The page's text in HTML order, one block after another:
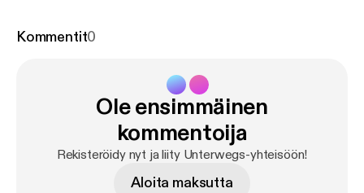
Kommentit0
Ole ensimmäinen
kommentoija
Rekisteröidy nyt ja liity Unterwegs-yhteisöön!
Aloita maksutta